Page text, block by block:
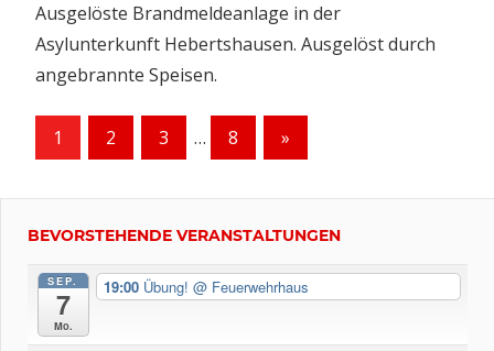
Ausgelöste Brandmeldeanlage in der
Asylunterkunft Hebertshausen. Ausgelöst durch
angebrannte Speisen.
Seitennummerierung
Beiträge
1 2 3 … 8
Nächste
Beiträge
»
BEVORSTEHENDE VERANSTALTUNGEN
SEP.
7
Mo.
19:00 Übung! @ Feuerwehrhaus